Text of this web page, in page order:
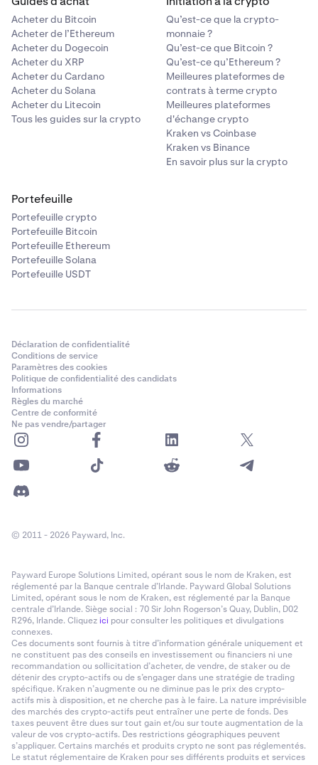
4
Ensuite, sélectionnez le jeton que vous souhaitez
recevoir. Vous pouvez le faire en cliquant sur le
menu déroulant Jetondans la section
sélectionner n'importe quel jeton de n'importe
quelle chaîne éligible. Vous pouvez rechercher un
jeton, choisir un jeton que vous possédez déjà ou
parcourir les jetons tendance.
5 Le montant de votre jetonÀsera automatiquement
bas du formulaire Swap. Ensuite, cliquez surSwap
now.
menu déroulant Jetondans la section
. C'est ici que vous sélectionnez le jeton que vous
réseaux.
Après avoir sélectionné le jeton, saisissez le montant
de ce jeton que vous souhaitez échanger.
5 Le montant de votre jetonÀsera automatiquement
toujours à jour automatiquement.
le taux de conversion et les frais de gaz estimés en
bas du formulaire Swap. Ensuite, cliquez surSwap
now.
Acheter du Bitcoin
Acheter de l’Ethereum
Acheter du Dogecoin
Acheter du XRP
Acheter du Cardano
Acheter du Solana
Acheter du Litecoin
Tous les guides sur la crypto
Qu’est-ce que la crypto-
monnaie ?
Qu’est-ce que Bitcoin ?
Qu’est-ce qu’Ethereum ?
Meilleures plateformes de
contrats à terme crypto
Meilleures plateformes
d'échange crypto
Kraken vs Coinbase
Kraken vs Binance
En savoir plus sur la crypto
Portefeuille
Portefeuille crypto
Portefeuille Bitcoin
Portefeuille Ethereum
Portefeuille Solana
Portefeuille USDT
Déclaration de confidentialité
Conditions de service
Paramètres des cookies
Politique de confidentialité des candidats
Informations
Règles du marché
Centre de conformité
Ne pas vendre/partager
© 2011 - 2026 Payward, Inc.
Payward Europe Solutions Limited, opérant sous le nom de Kraken, est
réglementé par la Banque centrale d’Irlande. Payward Global Solutions
Limited, opérant sous le nom de Kraken, est réglementé par la Banque
centrale d’Irlande. Siège social : 70 Sir John Rogerson’s Quay, Dublin, D02
R296, Irlande. Cliquezici pour consulter les politiques et divulgations
connexes.
Ces documents sont fournis à titre d’information générale uniquement et
ne constituent pas des conseils en investissement ou financiers ni une
recommandation ou sollicitation d’acheter, de vendre, de staker ou de
détenir des crypto-actifs ou de s’engager dans une stratégie de trading
spécifique. Kraken n’augmente ou ne diminue pas le prix des crypto-
actifs mis à disposition, et ne cherche pas à le faire. La nature imprévisible
des marchés des crypto-actifs peut entraîner une perte de fonds. Des
taxes peuvent être dues sur tout gain et/ou sur toute augmentation de la
valeur de vos crypto-actifs. Des restrictions géographiques peuvent
s’appliquer. Certains marchés et produits crypto ne sont pas réglementés.
Le statut réglementaire de Kraken pour ses différents produits et services